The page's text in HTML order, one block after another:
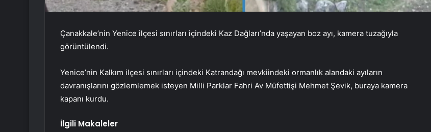
Çanakkale’nin Yenice ilçesi sınırları içindeki Kaz Dağları’nda yaşayan boz ayı, kamera tuzağıyla
görüntülendi.
Yenice’nin Kalkım ilçesi sınırları içindeki Katrandağı mevkiindeki ormanlık alandaki ayıların
davranışlarını gözlemlemek isteyen Milli Parklar Fahri Av Müfettişi Mehmet Şevik, buraya kamera
kapanı kurdu.
İlgili Makaleler